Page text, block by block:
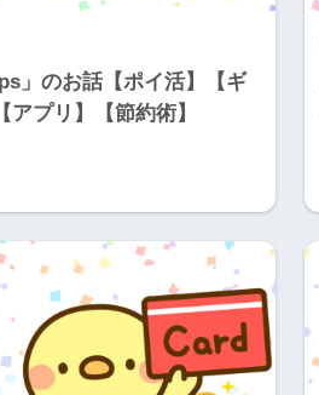
」のお話【ポイ活】【ギ
プリ】【節約術】